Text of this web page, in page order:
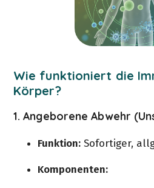
Wie funktioniert die
Körper?
1. Angeborene Abwehr
Funktion:Sofortiger,
Komponenten: